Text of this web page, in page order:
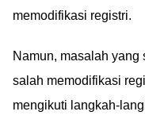
memodifikasi registri.
Namun, masalah
salah memodifikasi
mengikuti langkah-